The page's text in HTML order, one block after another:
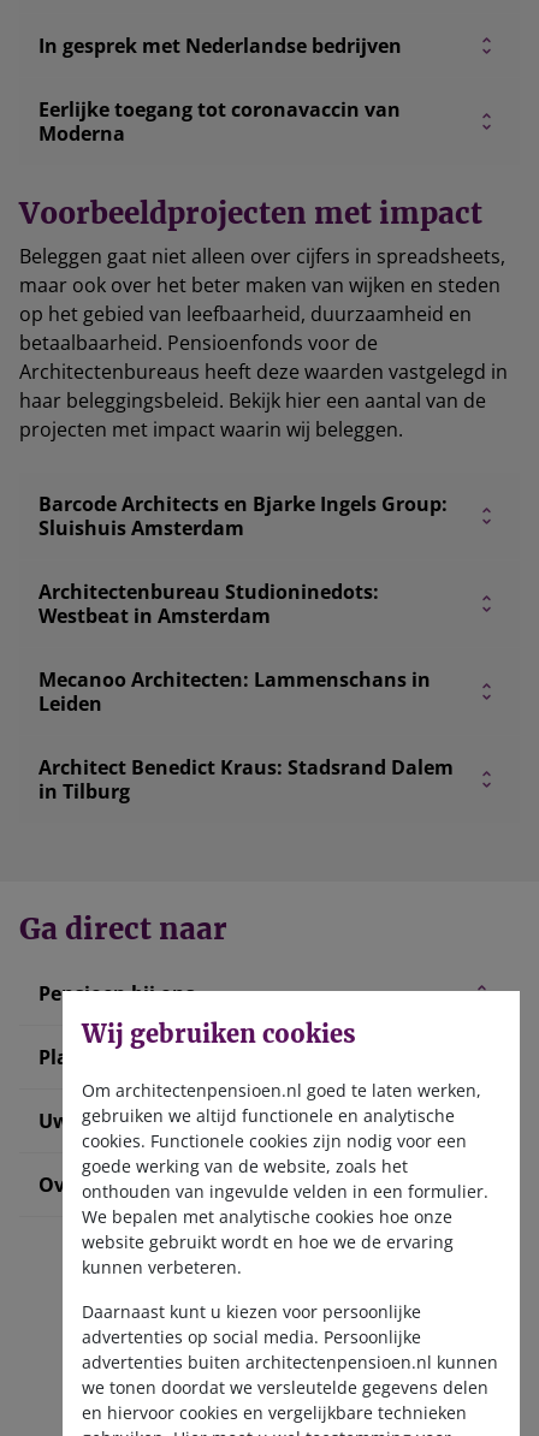
In gesprek met Nederlandse bedrijven
Eerlijke toegang tot coronavaccin van
Moderna
Voorbeeldprojecten met impact
Beleggen gaat niet alleen over cijfers in spreadsheets,
maar ook over het beter maken van wijken en steden
op het gebied van leefbaarheid, duurzaamheid en
betaalbaarheid. Pensioenfonds voor de
Architectenbureaus heeft deze waarden vastgelegd in
haar beleggingsbeleid. Bekijk hier een aantal van de
projecten met impact waarin wij beleggen.
Barcode Architects en Bjarke Ingels Group:
Sluishuis Amsterdam
Architectenbureau Studioninedots:
Westbeat in Amsterdam
Mecanoo Architecten: Lammenschans in
Leiden
Architect Benedict Kraus: Stadsrand Dalem
in Tilburg
Ga direct naar
Pensioen bij ons
Plan uw pensioen
Uw situatie verandert
Over ons
Ontvang de nieuwsbrief
Wij gebruiken cookies
Om architectenpensioen.nl goed te laten werken,
gebruiken we altijd functionele en analytische
cookies. Functionele cookies zijn nodig voor een
goede werking van de website, zoals het
onthouden van ingevulde velden in een formulier.
We bepalen met analytische cookies hoe onze
website gebruikt wordt en hoe we de ervaring
kunnen verbeteren.
Daarnaast kunt u kiezen voor persoonlijke
advertenties op social media. Persoonlijke
advertenties buiten architectenpensioen.nl kunnen
we tonen doordat we versleutelde gegevens delen
en hiervoor cookies en vergelijkbare technieken